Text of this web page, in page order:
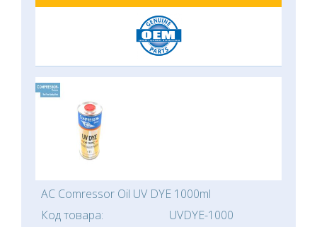
AC Comressor Oil UV DYE 1000ml
Код товара:
UVDYE-1000